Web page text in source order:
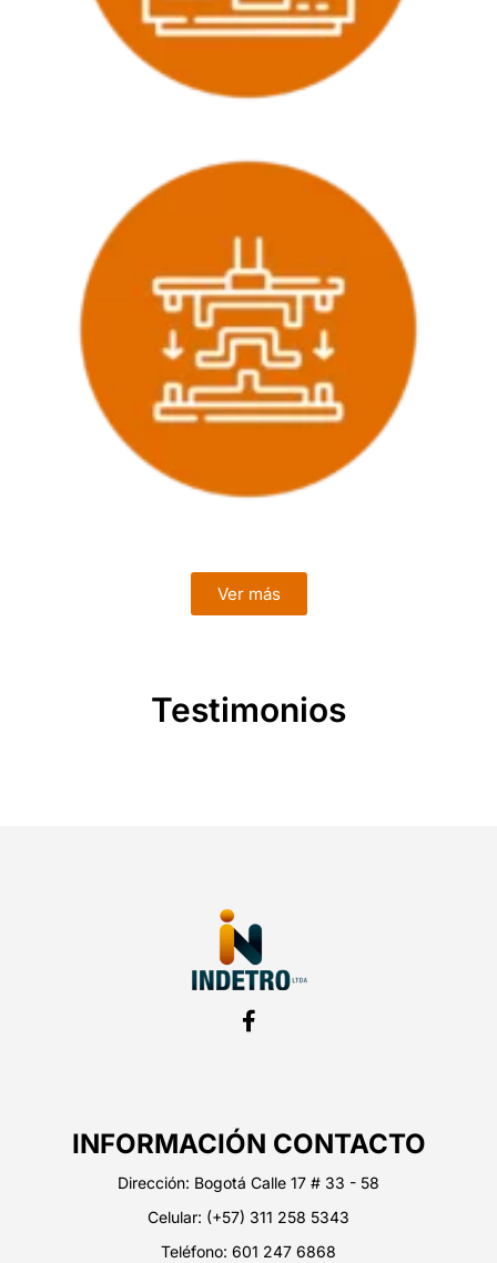
Ver más
Testimonios
INFORMACIÓN CONTACTO
Dirección: Bogotá Calle 17 # 33 - 58
Celular: (+57) 311 258 5343
Teléfono: 601 247 6868